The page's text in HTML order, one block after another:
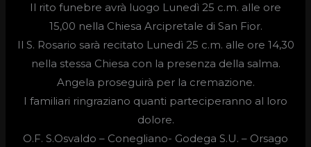
Il rito funebre avrà luogo Lunedì 25 c.m. alle ore
15,00 nella Chiesa Arcipretale di San Fior.
Il S. Rosario sarà recitato Lunedì 25 c.m. alle ore 14,30
nella stessa Chiesa con la presenza della salma.
Angela proseguirà per la cremazione.
I familiari ringraziano quanti parteciperanno al loro
dolore.
O.F. S.Osvaldo – Conegliano- Godega S.U. – Orsago